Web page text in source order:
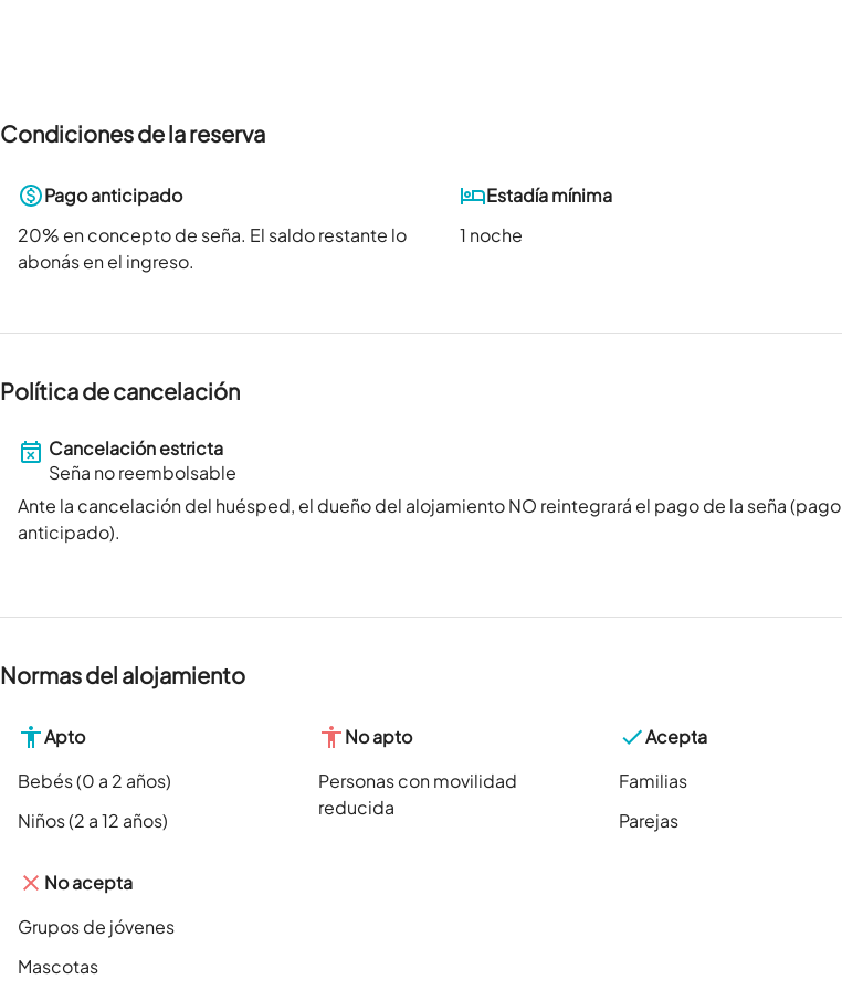
Condiciones de la reserva
Pago anticipado
20% en concepto de seña. El saldo restante lo
abonás en el ingreso.
Estadía mínima
1 noche
Política de cancelación
Cancelación estricta
Seña no reembolsable
Ante la cancelación del huésped, el dueño del alojamiento NO reintegrará el pago de la seña (pago
anticipado).
Normas del alojamiento
Apto
Bebés (0 a 2 años)
Niños (2 a 12 años)
No apto
Personas con movilidad
reducida
Acepta
Familias
Parejas
No acepta
Grupos de jóvenes
Mascotas